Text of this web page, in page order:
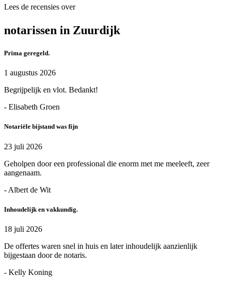
Lees de recensies over
notarissen in Zuurdijk
Prima geregeld.
1 augustus 2026
Begrijpelijk en vlot. Bedankt!
- Elisabeth Groen
Notariële bijstand was fijn
23 juli 2026
Geholpen door een professional die enorm met me meeleeft, zeer
aangenaam.
- Albert de Wit
Inhoudelijk en vakkundig.
18 juli 2026
De offertes waren snel in huis en later inhoudelijk aanzienlijk
bijgestaan door de notaris.
- Kelly Koning